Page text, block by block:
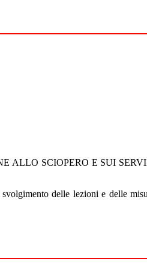
ALLO SCIOPERO E SUI
delle lezioni e delle